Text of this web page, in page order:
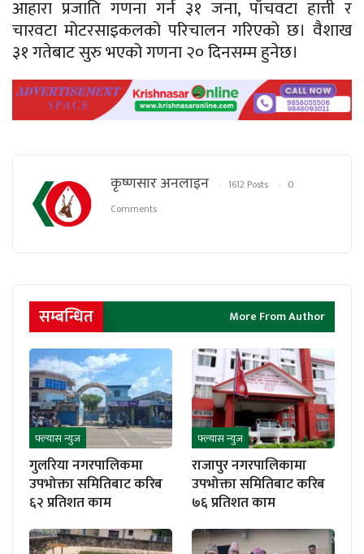
आहारा प्रजाति गणना गर्न ३१ जना, पाँचवटा हात्ती र
चारवटा मोटरसाइकलको परिचालन गरिएको छ। वैशाख
३१ गतेबाट सुरु भएको गणना २० दिनसम्म हुनेछ।
कृष्णसार अनलाइन 1612 Posts
0
Comments
सम्बन्धित More From Author
फ्ल्यास न्युज
गुलरिया नगरपालिकमा
उपभोक्ता समितिबाट करिब
६२ प्रतिशत काम
फ्ल्यास न्युज
राजापुर नगरपालिकामा
उपभोक्ता समितिबाट करिब
७६ प्रतिशत काम